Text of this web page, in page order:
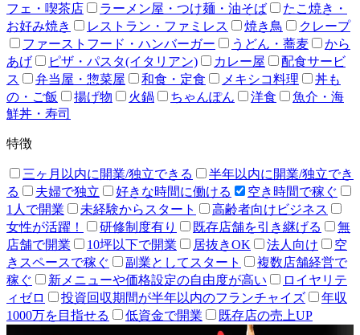
フェ・喫茶店
ラーメン屋・つけ麺・油そば
たこ焼き・
お好み焼き
レストラン・ファミレス 焼き鳥
クレープ
ファーストフード・ハンバーガー
うどん・蕎麦
から
あげ
ピザ・パスタ(イタリアン) カレー屋
配食サービ
ス
弁当屋・惣菜屋 和食・定食 メキシコ料理
丼も
の・ご飯
揚げ物 火鍋 ちゃんぽん 洋食
魚介・海
鮮丼・寿司
特徴
三ヶ月以内に開業/独立できる
半年以内に開業/独立でき
る
夫婦で独立 好きな時間に働ける
空き時間で稼ぐ
1人で開業
未経験からスタート
高齢者向けビジネス
女性が活躍！
研修制度有り 既存店舗を引き継げる
無
店舗で開業
10坪以下で開業 居抜きOK 法人向け
空
きスペースで稼ぐ
副業としてスタート
複数店舗経営で
稼ぐ
新メニューや価格設定の自由度が高い
ロイヤリテ
ィゼロ
投資回収期間が半年以内のフランチャイズ
年収
1000万を目指せる
低資金で開業 既存店の売上UP